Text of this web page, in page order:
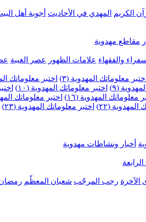
الكريم المهدي في الأحاديث أجوبة أهل
مقاطع مهدوية
والفقهاء علامات الظهور عصر الغيبة
اختبر معلوماتك المهدوية (٣) اختبر معلوماتك
(٩) اختبر معلوماتك المهدوية (١٠)
معلوماتك المهدوية (١٦) اختبر معلوماتك
المهدوية (٢٢) اختبر معلوماتك المهدوية (٢٣)
أخبار ونشاطات مهدوية
الآخرة رجب المرجّب شعبان المعظّم رمضان